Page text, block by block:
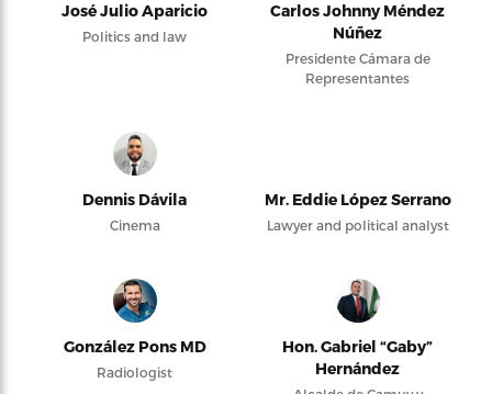
José Julio Aparicio
Politics and law
Carlos Johnny Méndez
Núñez
Presidente Cámara de
Representantes
Dennis Dávila
Cinema
Mr. Eddie López Serrano
Lawyer and political analyst
González Pons MD
Radiologist
Hon. Gabriel “Gaby”
Hernández